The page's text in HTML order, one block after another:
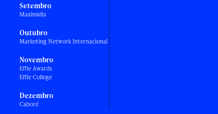
Setembro
Maximídia
Outubro
Marketing Network Internacional
Novembro
Effie Awards
Effie College
Dezembro
Caboré